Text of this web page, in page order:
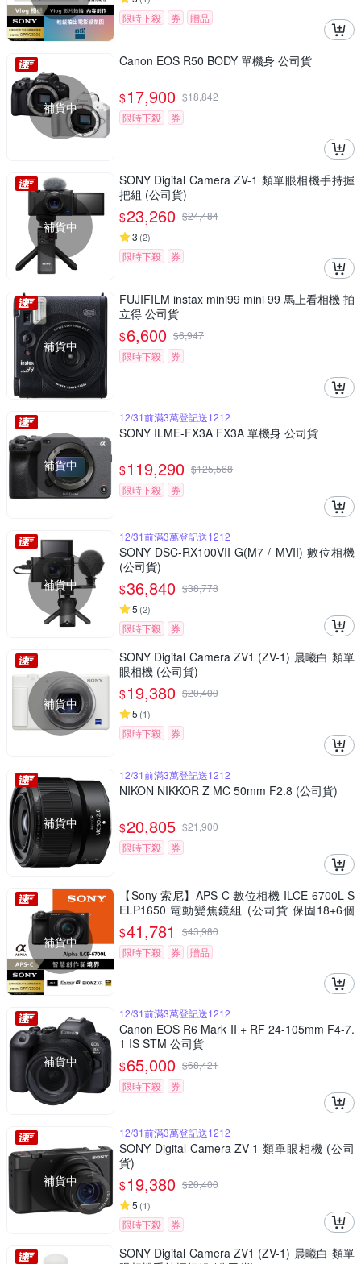
限時下殺 券 贈品
補貨中
Canon EOS R50 BODY 單機身 公司貨
$17,900 $18,842
限時下殺
券
補貨中
SONY Digital Camera ZV-1 類單眼相機手持握
把組 (公司貨)
$23,260 $24,484
3 (2)
限時下殺 券
補貨中
FUJIFILM instax mini99 mini 99 馬上看相機 拍
立得 公司貨
$6,600 $6,947
限時下殺
券
補貨中
12/31前滿3萬登記送1212
SONY ILME-FX3A FX3A 單機身 公司貨
$119,290 $125,568
限時下殺
券
補貨中
12/31前滿3萬登記送1212
SONY DSC-RX100VII G(M7 / MVII) 數位相機
(公司貨)
$36,840 $38,778
5 (2)
限時下殺 券
補貨中
SONY Digital Camera ZV1 (ZV-1) 晨曦白 類單
眼相機 (公司貨)
$19,380 $20,400
5 (1)
限時下殺 券
補貨中
12/31前滿3萬登記送1212
NIKON NIKKOR Z MC 50mm F2.8 (公司貨)
$20,805 $21,900
限時下殺
券
補貨中
【Sony 索尼】APS-C 數位相機 ILCE-6700L S
ELP1650 電動變焦鏡組 (公司貨 保固18+6個
月)
$41,781 $43,980
限時下殺
券 贈品
補貨中
12/31前滿3萬登記送1212
Canon EOS R6 Mark II + RF 24-105mm F4-7.
1 IS STM 公司貨
$65,000 $68,421
限時下殺
券
補貨中
12/31前滿3萬登記送1212
SONY Digital Camera ZV-1 類單眼相機 (公司
貨)
$19,380 $20,400
5 (1)
限時下殺 券
SONY Digital Camera ZV1 (ZV-1) 晨曦白 類單